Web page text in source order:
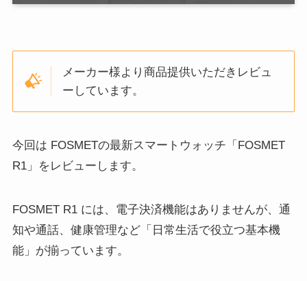
メーカー様より商品提供いただきレビュ
ーしています。
今回は FOSMETの最新スマートウォッチ「FOSMET
R1」をレビューします。
FOSMET R1 には、電子決済機能はありませんが、通
知や通話、健康管理など「日常生活で役立つ基本機
能」が揃っています。